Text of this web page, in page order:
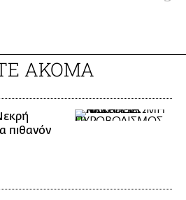
ΑΚΟΜΑ
πιθανόν